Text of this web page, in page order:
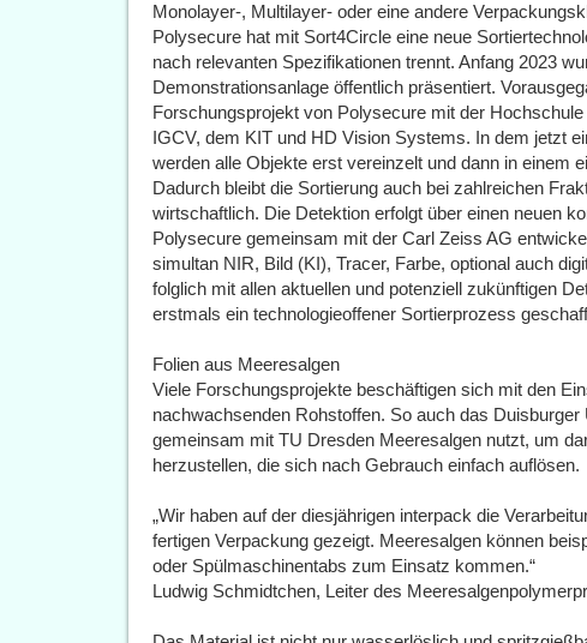
Monolayer-, Multilayer- oder eine andere
Polysecure hat mit Sort4Circle eine neue
nach relevanten Spezifikationen trennt. Anfang 2023
Demonstrationsanlage öffentlich präsentiert.
Forschungsprojekt von Polysecure mit der
IGCV, dem KIT und HD Vision Systems. In dem jetzt
werden alle Objekte erst vereinzelt und dann in einem
Dadurch bleibt die Sortierung auch bei zahlreichen
wirtschaftlich. Die Detektion erfolgt über einen neuen
Polysecure gemeinsam mit der Carl Zeiss AG
simultan NIR, Bild (KI), Tracer, Farbe, optional auch
folglich mit allen aktuellen und potenziell zukünftigen
erstmals ein technologieoffener Sortierprozess
Folien aus Meeresalgen
Viele Forschungsprojekte beschäftigen sich mit den
nachwachsenden Rohstoffen. So auch das Duisburger
gemeinsam mit TU Dresden Meeresalgen nutzt, um
herzustellen, die sich nach Gebrauch einfach auflösen.
„Wir haben auf der diesjährigen interpack die
fertigen Verpackung gezeigt. Meeresalgen können
oder Spülmaschinentabs zum Einsatz kommen.“
Ludwig Schmidtchen, Leiter des